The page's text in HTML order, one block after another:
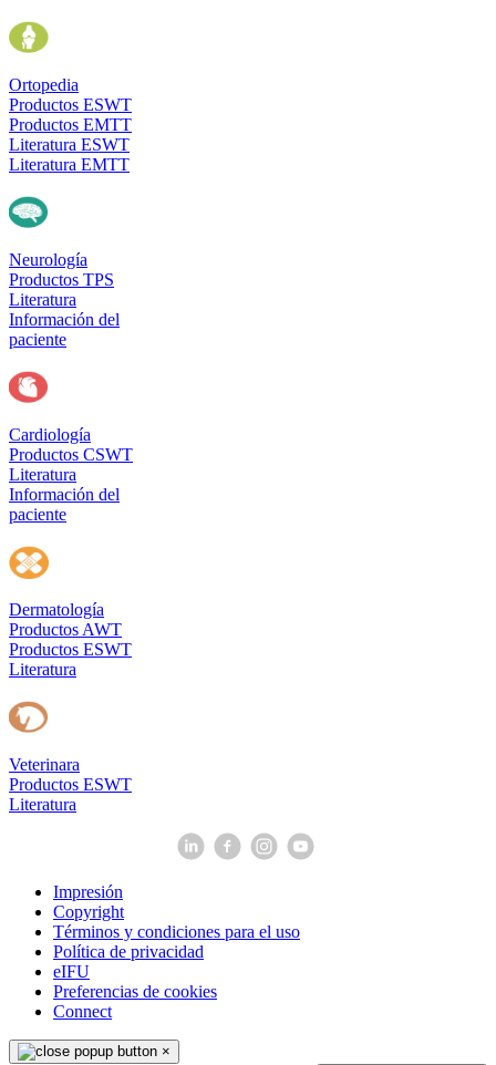
Ortopedia
Productos ESWT
Productos EMTT
Literatura ESWT
Literatura EMTT
Neurología
Productos TPS
Literatura
Información del
paciente
Cardiología
Productos CSWT
Literatura
Información del
paciente
Dermatología
Productos AWT
Productos ESWT
Literatura
Veterinara
Productos ESWT
Literatura
Impresión
Copyright
Términos y condiciones para el uso
Política de privacidad
eIFU
Preferencias de cookies
Connect
×